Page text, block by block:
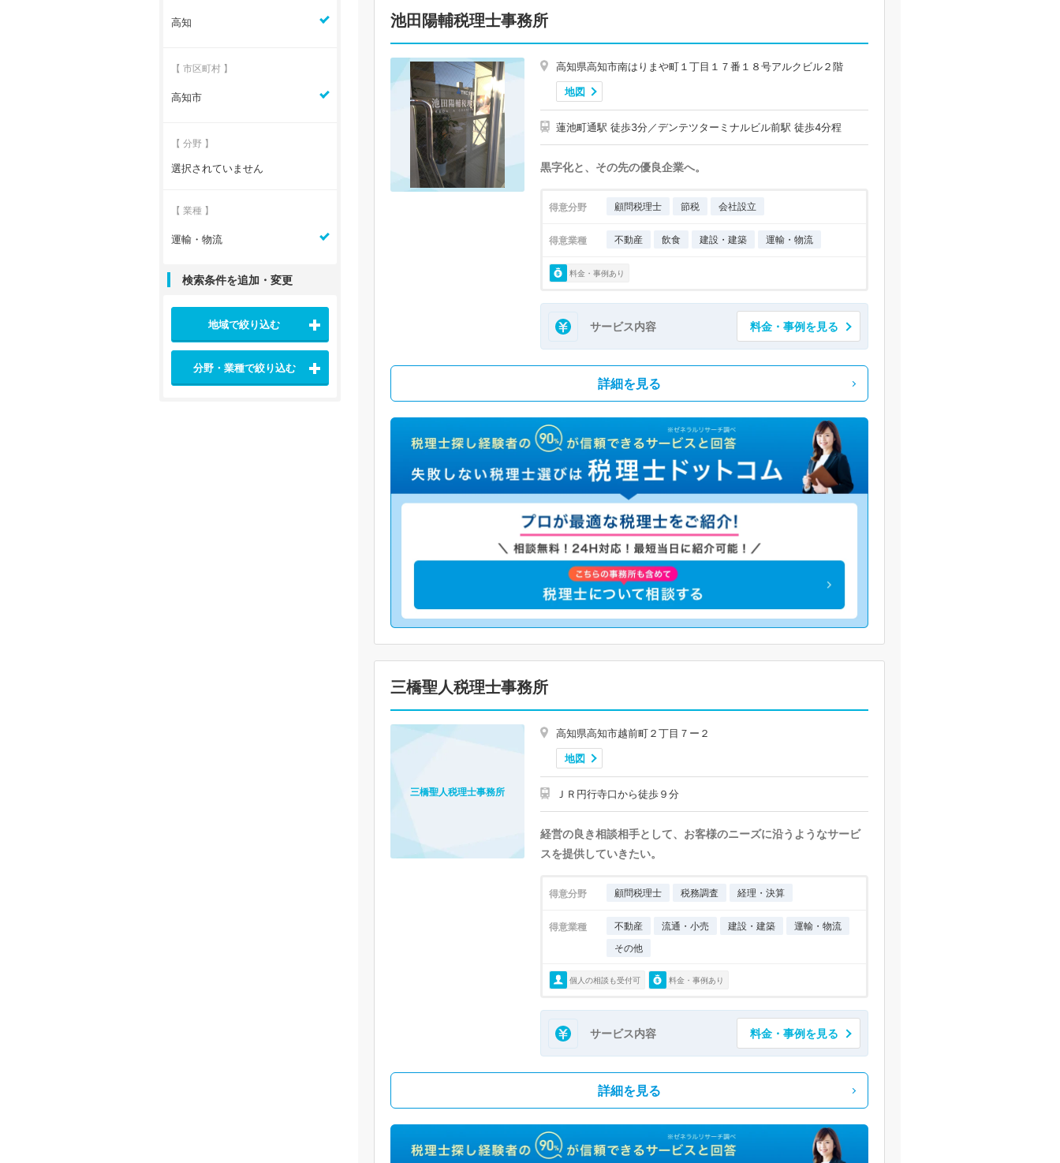
池田陽輔税理士事務所
高知県高知市南はりまや町１丁目１７番１８号アルクビル２階
地図
蓮池町通駅 徒歩3分／デンテツターミナルビル前駅 徒歩4分程
黒字化と、その先の優良企業へ。
得意分野 顧問税理士 節税 会社設立
得意業種 不動産 飲食 建設・建築 運輸・物流
料金・事例あり
サービス内容 料金・事例を見る
詳細を見る
三橋聖人税理士事務所
高知県高知市越前町２丁目７ー２
地図
ＪＲ円行寺口から徒歩９分
経営の良き相談相手として、お客様のニーズに沿うようなサービ
スを提供していきたい。
得意分野 顧問税理士 税務調査 経理・決算
得意業種 不動産 流通・小売 建設・建築
運輸・物流
その他
個人の相談も受付可 料金・事例あり
三橋聖人税理士事務所
サービス内容 料金・事例を見る
詳細を見る
高知
【 市区町村 】
高知市
【 分野 】
選択されていません
【 業種 】
運輸・物流
検索条件を追加・変更
地域で絞り込む
分野・業種で絞り込む